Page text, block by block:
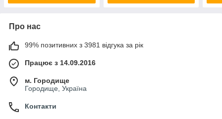
Про нас
99% позитивних з 3981 відгука за рік
Працює з 14.09.2016
м. Городище
Городище, Україна
Контакти